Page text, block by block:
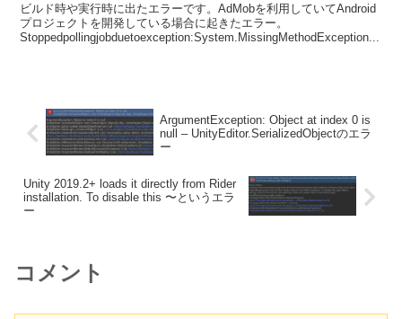
ビルド時や実行時に出たエラーです。AdMobを利用していてAndroid
プロジェクトを開発している場合に起きたエラー。
Stoppedpollingjobduetoexception:System.MissingMethodException...
ArgumentException: Object at index 0 is
null – UnityEditor.SerializedObjectのエラ
ー
Unity 2019.2+ loads it directly from Rider
installation. To disable this 〜というエラ
ー
コメント